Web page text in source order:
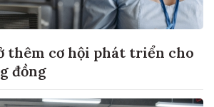
thêm cơ hội phát triển cho
đồng